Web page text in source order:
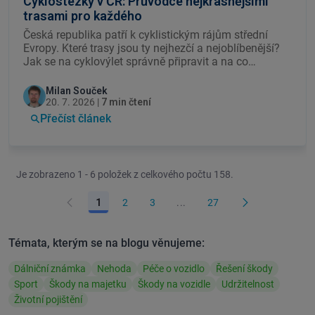
trasami pro každého
Česká republika patří k cyklistickým rájům střední
Evropy. Které trasy jsou ty nejhezčí a nejoblíbenější?
Jak se na cyklovýlet správně připravit a na co
cyklotras v Čechách i na Moravě – od pohodové
rodinné projížďky podél řeky po dálkové dobrodružství
přes hranice. A protože cyklistika nekončí na Šumavě,
Milan Souček
20. 7. 2026 | 7 min čtení
Přečíst článek
Je zobrazeno 1 - 6 položek z celkového počtu 158.
1 2 3 ... 27
Témata, kterým se na blogu věnujeme:
Dálniční známka Nehoda Péče o vozidlo
Řešení škody
Sport
Škody na majetku Škody na vozidle
Udržitelnost
Životní pojištění